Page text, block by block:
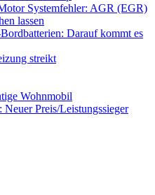
Systemfehler: AGR (EGR)
lassen
Darauf kommt es
streikt
Wohnmobil
Neuer Preis/Leistungssieger